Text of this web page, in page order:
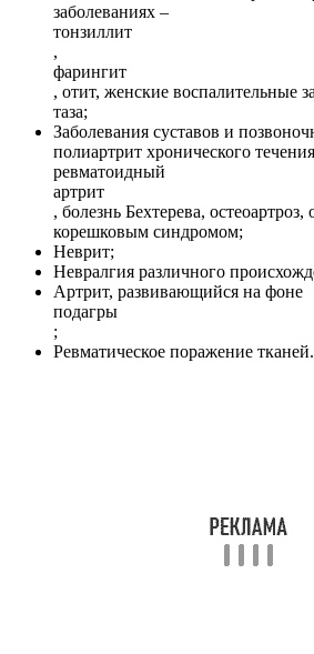
заболеваниях –
тонзиллит
,
фарингит
, отит, женские воспалительные
таза;
Заболевания суставов и
полиартрит хронического
ревматоидный
артрит
, болезнь Бехтерева, остеоартроз,
корешковым синдромом;
Неврит;
Невралгия различного
Артрит, развивающийся на фоне
подагры
;
Ревматическое поражение тканей.